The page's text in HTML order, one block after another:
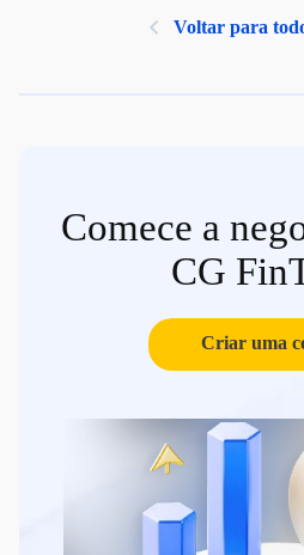
Voltar para
Comece a
CG
Criar uma